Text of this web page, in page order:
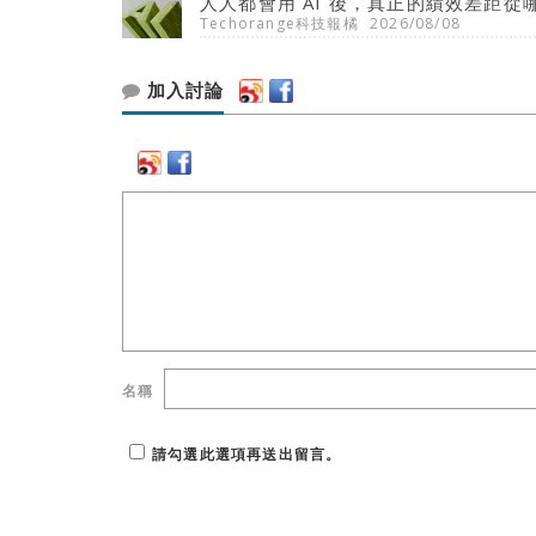
Techorange科技報橘 2026/08/08
加入討論
名稱
請勾選此選項再送出留言。